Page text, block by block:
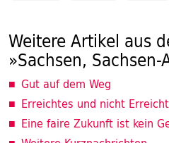
Weitere Artikel aus
»Sachsen,
Gut auf dem Weg
Erreichtes und nicht
Eine faire Zukunft ist kein